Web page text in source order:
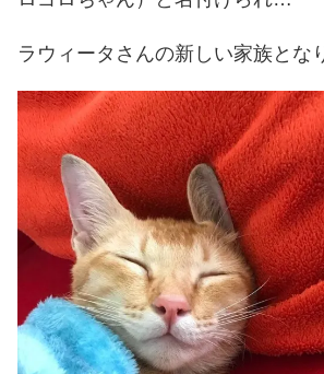
ラウィータさんの新しい家族とな